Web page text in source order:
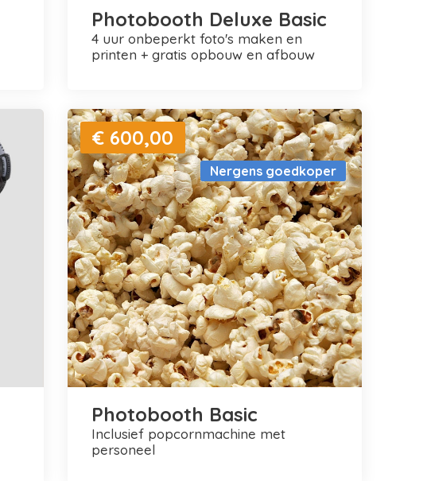
Photobooth Deluxe Basic
4 uur onbeperkt foto's maken en
printen + gratis opbouw en afbouw
Nergens goedkoper
€ 600,00
Photobooth Basic
inclusief popcornmachine met
personeel